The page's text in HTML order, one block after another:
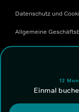
12
Einmal
Datenschutz und
Allgemeine
Freunde werben